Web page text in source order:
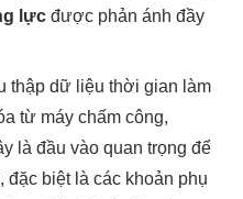
lực được phản ánh đầy
thập dữ liệu thời gian làm
từ máy chấm công,
là đầu vào quan trọng để
biệt là các khoản phụ